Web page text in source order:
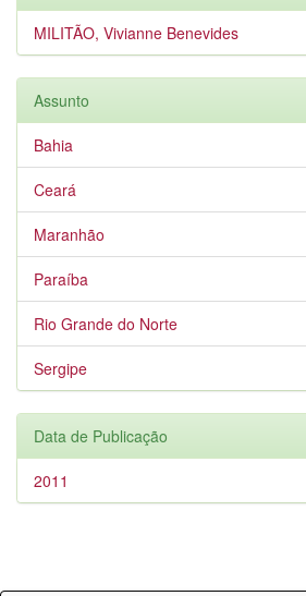
MILITÃO, Vivianne Benevides
Assunto
Bahia
Ceará
Maranhão
Paraíba
Rio Grande do Norte
Sergipe
Data de Publicação
2011